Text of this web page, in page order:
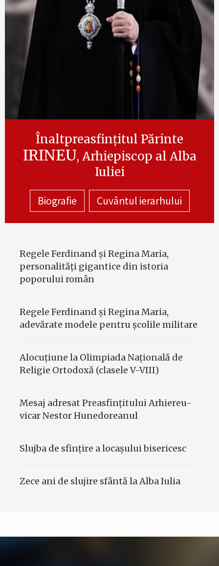
Înaltpreasfințitul Părinte
IRINEU, Arhiepiscop al Alba
Iuliei
Biografie Cuvântul ierarhului
Regele Ferdinand şi Regina Maria,
personalităţi gigantice din istoria
poporului român
Regele Ferdinand şi Regina Maria,
adevărate modele pentru şcolile militare
Alocuțiune la Olimpiada Națională de
Religie Ortodoxă (clasele V-VIII)
Mesaj adresat Preasfinţitului Arhiereu-
vicar Nestor Hunedoreanul
Slujba de sfinţire a locaşului bisericesc
Zece ani de slujire sfântă la Alba Iulia